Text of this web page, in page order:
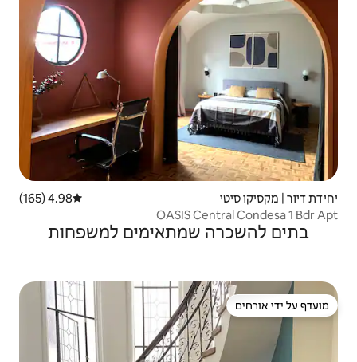
דירוג ממוצע של 4.98 מתוך 5, 165 ביקורות
4.98 (165)
OASIS
למשפחות